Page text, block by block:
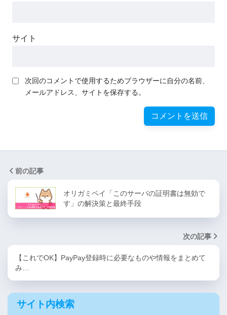
サイト
次回のコメントで使用するためブラウザーに自分の名前、
メールアドレス、サイトを保存する。
前の記事
オリガミペイ「このサーバの証明書は無効で
す」の解決策と最終手段
次の記事
【これでOK】PayPay登録時に必要なものや情報をまとめて
み…
サイト内検索